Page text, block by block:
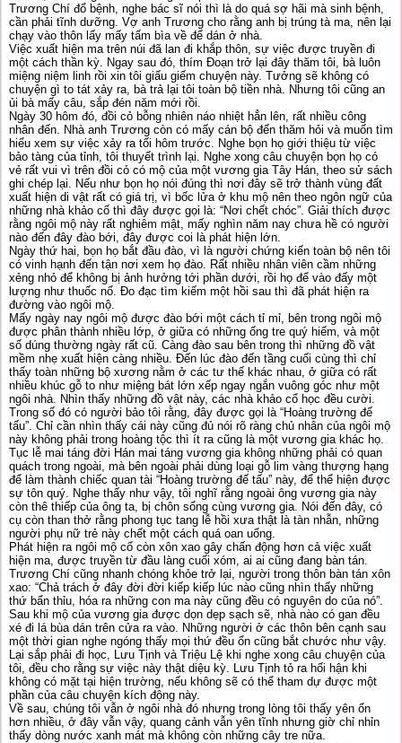
Trương Chí đổ bệnh, nghe bác sĩ nói thì là do quá sợ hãi mà sinh bệnh,
cần phải tĩnh dưỡng. Vợ anh Trương cho rằng anh bị trúng tà ma, nên lại
chạy vào thôn lấy mấy tấm bìa về để dán ở nhà.
Việc xuất hiện ma trên núi đã lan đi khắp thôn, sự việc được truyền đi
một cách thần kỳ. Ngay sau đó, thím Đoạn trở lại đây thăm tôi, bà luôn
miệng niệm linh rồi xin tôi giấu giếm chuyện này. Tưởng sẽ không có
chuyện gì to tát xảy ra, bà trả lại tôi toàn bộ tiền nhà. Nhưng tôi cũng an
ủi bà mấy câu, sắp đén năm mới rồi.
Ngày 30 hôm đó, đồi cỏ bỗng nhiên náo nhiệt hẳn lên, rất nhiều công
nhân đến. Nhà anh Trương còn có mấy cán bộ đến thăm hỏi và muốn tìm
hiểu xem sự việc xảy ra tối hôm trước. Nghe bọn họ giới thiệu từ việc
bảo tàng của tỉnh, tôi thuyết trình lại. Nghe xong câu chuyện bọn họ có
vẻ rất vui vì trên đồi cỏ có mộ của một vương gia Tây Hán, theo sử sách
ghi chép lại. Nếu như bọn họ nói đúng thì nơi đây sẽ trở thành vùng đất
xuất hiện di vật rất có giá trị, vì bốc lửa ở khu mộ nên theo ngôn ngữ của
những nhà khảo cổ thì đây được gọi là: “Nơi chết chóc”. Giải thích được
rằng ngôi mộ này rất nghiêm mật, mấy nghìn năm nay chưa hề có người
nào đến đây đào bới, đây được coi là phát hiện lớn.
Ngày thứ hai, bọn họ bắt đầu đào, vì là người chứng kiến toàn bộ nên tôi
có vinh hạnh đến tận nơi xem họ đào. Rất nhiều nhân viên cầm những
xẻng nhỏ để không bị ảnh hưởng tới phần dưới, rồi họ để vào đấy một
lượng như thuốc nổ. Đo đạc tìm kiếm một hồi sau thì đã phát hiện ra
đường vào ngôi mộ.
Mấy ngày nay ngôi mộ được đào bới một cách tỉ mỉ, bên trong ngôi mộ
được phân thành nhiều lớp, ở giữa có những ống tre quý hiếm, và một
số dúng thường ngày rất cũ. Càng đào sau bên trong thì những đồ vật
mềm nhẹ xuất hiện càng nhiều. Đến lúc đào đến tầng cuối cùng thì chỉ
thấy toàn những bộ xương nằm ở các tư thế khác nhau, ở giữa có rất
nhiều khúc gỗ to như miệng bát lớn xếp ngay ngắn vuông góc như một
ngôi nhà. Nhìn thấy những đồ vật này, các nhà khảo cổ học đều cười.
Trong số đó có người bảo tôi rằng, đây được gọi là “Hoàng trường đế
tấu”. Chỉ cần nhìn thấy cái này cũng đủ nói rõ ràng chủ nhân của ngôi mộ
này không phải trong hoàng tộc thì ít ra cũng là một vương gia khác họ.
Tục lễ mai táng đời Hán mai táng vương gia không những phải có quan
quách trong ngoài, mà bên ngoài phải dùng loại gỗ lim vàng thượng hạng
để làm thành chiếc quan tài “Hoàng trường đế tấu” này, để thể hiện được
sự tôn quý. Nghe thấy như vậy, tôi nghĩ rằng ngoài ông vương gia này
còn thê thiếp của ông ta, bị chôn sống cùng vương gia. Nói đến đây, có
cụ còn than thở rằng phong tục tang lễ hồi xưa thật là tàn nhẫn, những
người phụ nữ trẻ này chết một cách quá oan uổng.
Phát hiện ra ngôi mộ cổ còn xôn xao gây chấn động hơn cả việc xuất
hiện ma, được truyền từ đầu làng cuối xóm, ai ai cũng đang bàn tán.
Trương Chí cũng nhanh chóng khỏe trở lại, người trong thôn bàn tán xôn
xao: “Chả trách ở đây đời đời kiếp kiếp lúc nào cũng nhìn thấy những
thứ bẩn thỉu, hóa ra những con ma này cũng đều có nguyên do của nó”.
Sau khi mộ của vương gia được dọn dẹp sạch sẽ, nhà nào có gan đều
xé đi lá bùa dán trên cửa ra vào. Những người ở các thôn bên cạnh sau
một thời gian nghe ngóng thấy mọi thứ đều ổn cũng bắt chước như vậy.
Lại sắp phải đi học, Lưu Tịnh và Triệu Lệ khi nghe xong câu chuyện của
tôi, đều cho rằng sự việc này thật diệu kỳ. Lưu Tịnh tỏ ra hối hận khi
không có mặt tại hiện trường, nếu không sẽ có thể tham dự được một
phần của câu chuyện kích động này.
Về sau, chúng tôi vẫn ở ngôi nhà đó nhưng trong lòng tôi thấy yên ổn
hơn nhiều, ở đây vẫn vậy, quang cảnh vẫn yên tĩnh nhưng giờ chỉ nhỉn
thấy dòng nước xanh mát mà không còn những cây tre nữa.